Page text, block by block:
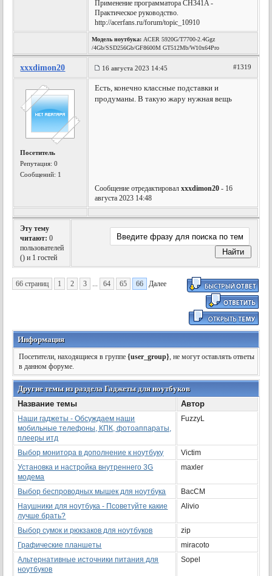
Применение программатора CH341A -
Практическое руководство.
http://acerfans.ru/forum/topic_10910
Модель ноутбука: ACER 5920G/T7700-2.4Ggz
/4Gb/SSD256Gb/GF8600M GT512Mb/W10x64Pro
xxxdimon20 16 августа 2023 14:45 #1319
Посетитель
Репутация:0
Сообщений: 1
Есть, конечно классные подставки и
продуманы. В такую жару нужная вещь
Сообщение отредактировалxxxdimon20 - 16
августа 2023 14:48
Эту тему
читают: 0
пользователей
() и 1 гостей
66 страниц 1 2 3 ... 64 65 66 Далее
Информация
Посетители, находящиеся в группе{user_group}, не могут оставлять ответы
в данном форуме.
Другие темы из раздела Гаджеты для ноутбуков
Название темы
Автор
Наши гаджеты - Обсуждаем наши
мобильные телефоны, КПК, фотоаппараты,
плееры итд
FuzzyL
Выбор монитора в дополнение к ноутбуку
Victim
Установка и настройка внутреннего 3G
модема
maxler
Выбор беспроводных мышек для ноутбука
BacCM
Наушники для ноутбука - Псоветуйте какие
лучше брать?
Alivio
Выбор сумок и рюкзаков для ноутбуков
zip
Графические планшеты
miracoto
Альтернативные источники питания для
ноутбуков
Sopel